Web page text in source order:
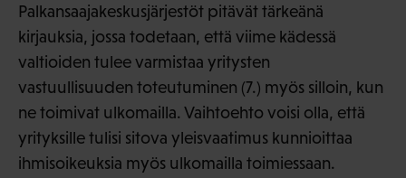
Palkansaajakeskusjärjestöt pitävät tärkeänä
kirjauksia, jossa todetaan, että viime kädessä
valtioiden tulee varmistaa yritysten
vastuullisuuden toteutuminen (7.) myös silloin, kun
ne toimivat ulkomailla. Vaihtoehto voisi olla, että
yrityksille tulisi sitova yleisvaatimus kunnioittaa
ihmisoikeuksia myös ulkomailla toimiessaan.